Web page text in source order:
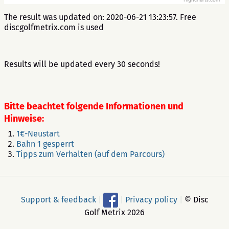
The result was updated on: 2020-06-21 13:23:57. Free
discgolfmetrix.com is used
Results will be updated every 30 seconds!
Bitte beachtet folgende Informationen und
Hinweise:
1€-Neustart
Bahn 1 gesperrt
Tipps zum Verhalten (auf dem Parcours)
Support & feedback Privacy policy
© Disc
Golf Metrix 2026